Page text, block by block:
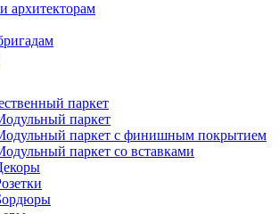
архитекторам
паркет
паркет
паркет с финишным покрытием
паркет со вставками